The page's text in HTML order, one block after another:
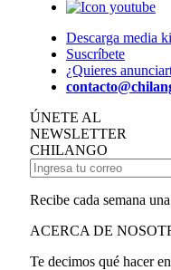
Descarga media
Suscríbete
¿Quieres
ÚNETE AL
NEWSLETTER
CHILANGO
Recibe cada semana
ACERCA DE
Te decimos qué hacer